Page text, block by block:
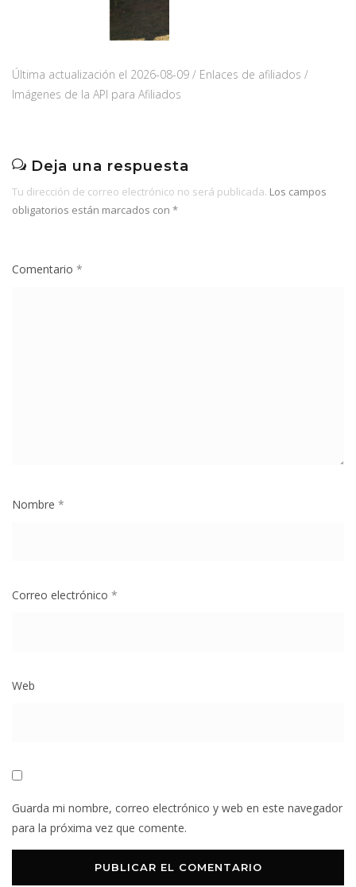
Última actualización el 2026-08-09 / Enlaces de afiliados /
Imágenes de la API para Afiliados
Deja una respuesta
Tu dirección de correo electrónico no será publicada. Los campos
obligatorios están marcados con *
Comentario *
Nombre *
Correo electrónico *
Web
Guarda mi nombre, correo electrónico y web en este navegador
para la próxima vez que comente.